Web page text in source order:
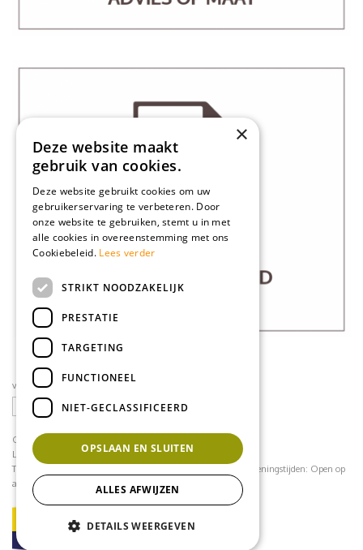
volg ons op social media
CONTACT
Loodijk 24
1243 JB 's Graveland
Telefoonnummer:
Openingstijden: Open op
afspraak
×
Deze website maakt
gebruik van cookies.
Deze website gebruikt cookies om uw
gebruikerservaring te verbeteren. Door
onze website te gebruiken, stemt u in met
alle cookies in overeenstemming met ons
Cookiebeleid. Lees verder
STRIKT NOODZAKELIJK
PRESTATIE
TARGETING
FUNCTIONEEL
NIET-GECLASSIFICEERD
OPSLAAN EN SLUITEN
ALLES AFWIJZEN
DETAILS WEERGEVEN